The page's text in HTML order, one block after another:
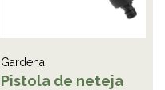
Gardena
Pistola de neteja